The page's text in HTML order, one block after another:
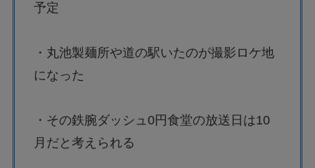
予定
・丸池製麺所や道の駅いたのが撮影ロケ地
になった
・その鉄腕ダッシュ0円食堂の放送日は10
月だと考えられる